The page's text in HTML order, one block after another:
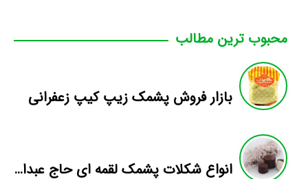
محبوب ترین مطالب
بازار فروش پشمک زیپ کیپ زعفرانی
انواع شکلات پشمک لقمه ای حاج عبداله